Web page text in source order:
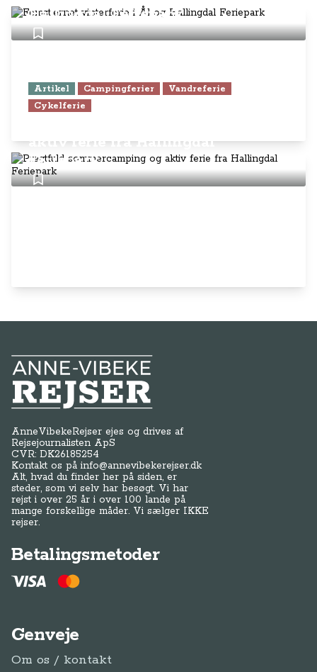
Hallingdal Feriepark
Artikel Campingferier
Vandreferie
Cykelferie
aktiv ferie fra Hallingdal
Feriepark
Anne-Vibeke Rejser
AnneVibekeRejser ejes og drives af
Rejsejournalisten ApS
CVR: DK26185254
Kontakt os påinfo@annevibekerejser.dk
Alt, hvad du finder her på siden, er
steder, som vi selv har besøgt. Vi har
rejst i over 25 år i over 100 lande på
mange forskellige måder. Vi sælger IKKE
rejser.
Betalingsmetoder
Genveje
Om os / kontakt